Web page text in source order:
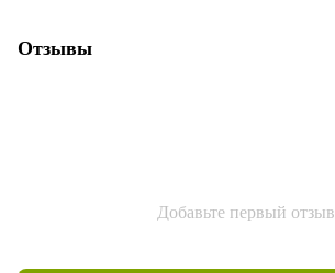
Отзывы
Добавьте первый отзыв